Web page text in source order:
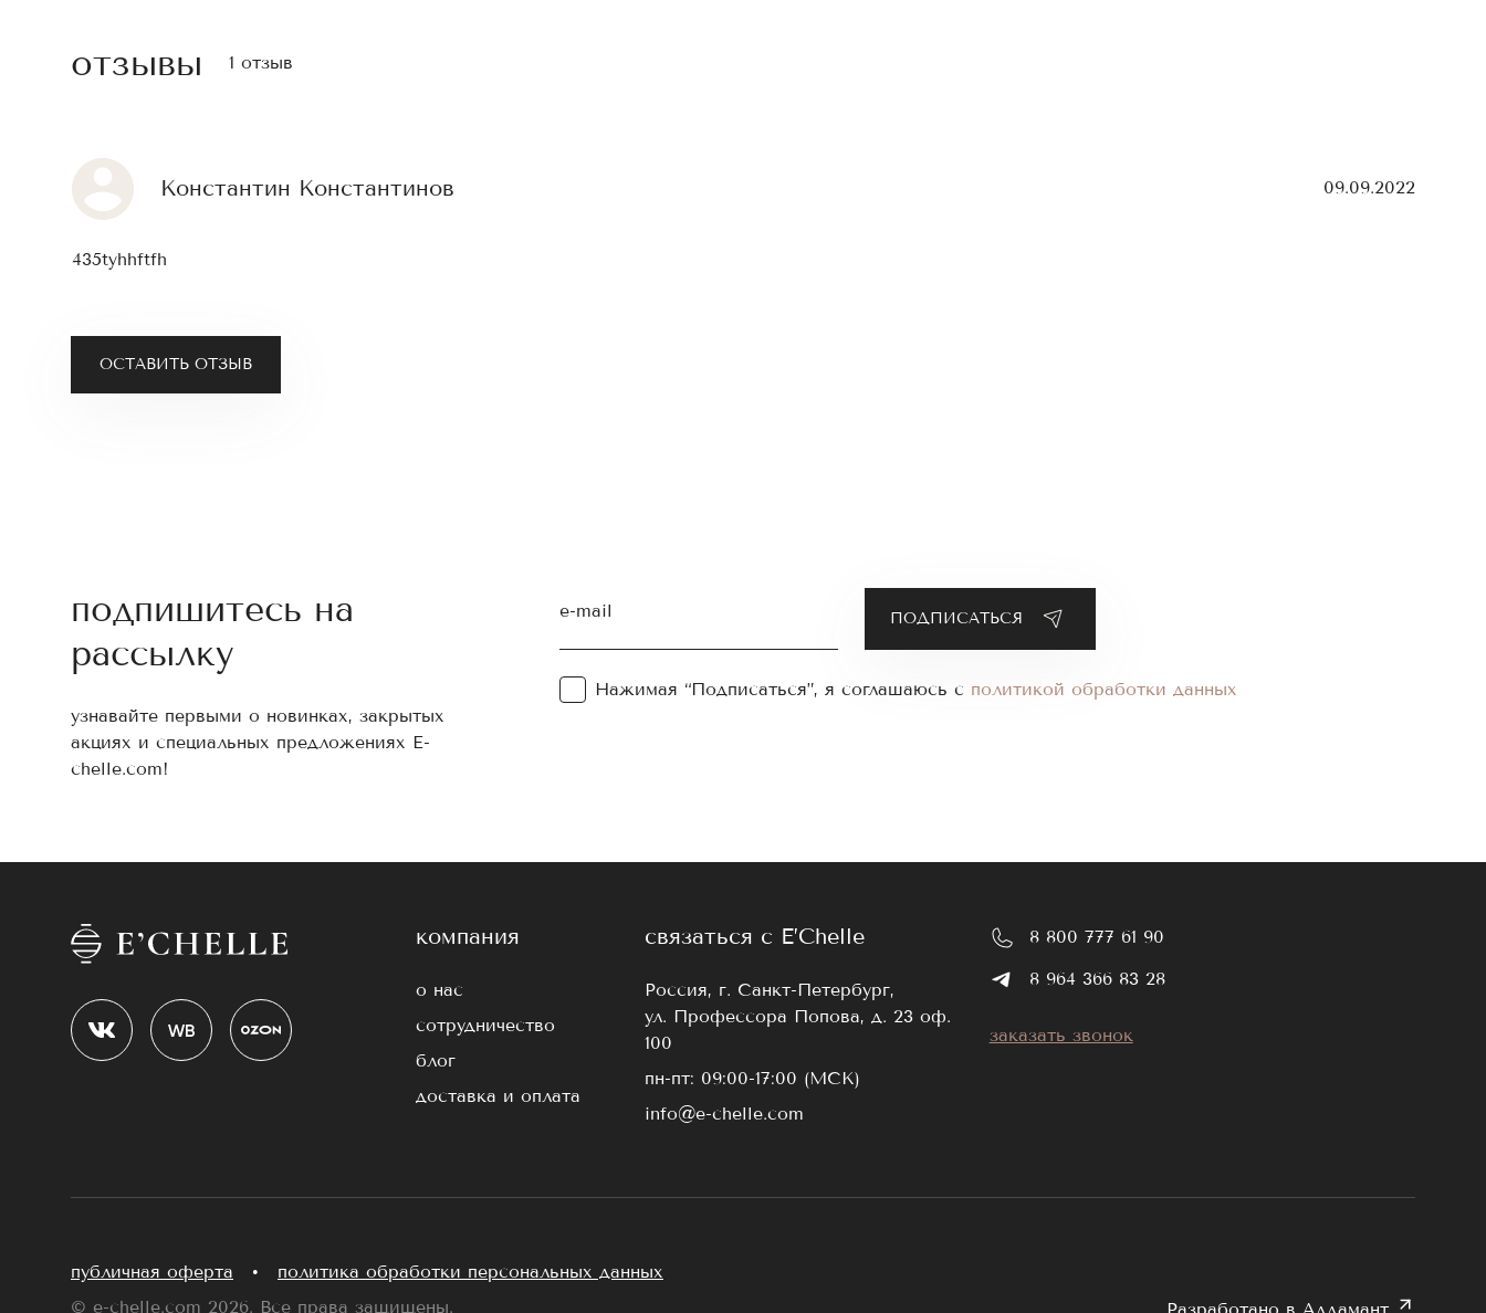
отзывы 1 отзыв
ОСТАВИТЬ ОТЗЫВ
Константин Константинов 09.09.2022
435tyhhftfh
подпишитесь на
рассылку
узнавайте первыми о новинках, закрытых
акциях и специальных предложениях E-
chelle.com!
e-mail
Нажимая “Подписаться”, я соглашаюсь с политикой обработки данных
компания
о нас
сотрудничество
блог
доставка и оплата
связаться с E’Chelle
Россия, г. Санкт-Петербург,
ул. Профессора Попова, д. 23 оф.
100
пн-пт: 09:00-17:00 (МСК)
info@e-chelle.com
8 800 777 61 90
8 964 366 83 28
заказать звонок
публичная оферта •
политика обработки персональных данных
© e-chelle.com 2026. Все права защищены.